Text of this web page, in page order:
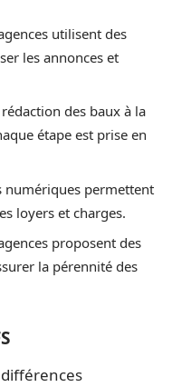
utilisent des
les annonces et
des baux à la
étape est prise en
numériques permettent
loyers et charges.
proposent des
la pérennité des
différences